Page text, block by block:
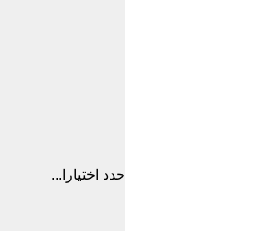
حدد اختيارا...